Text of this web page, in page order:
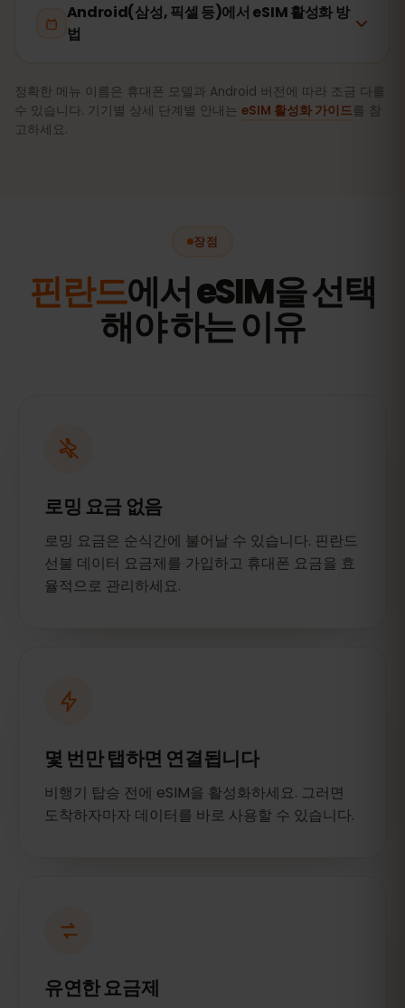
Android(삼성, 픽셀 등)에서 eSIM 활성화 방
법
정확한 메뉴 이름은 휴대폰 모델과 Android 버전에 따라 조금 다를
수 있습니다. 기기별 상세 단계별 안내는 eSIM 활성화 가이드를 참
고하세요.
장점
핀란드에서 eSIM을 선택
해야 하는 이유
로밍 요금 없음
로밍 요금은 순식간에 불어날 수 있습니다. 핀란드
선불 데이터 요금제를 가입하고 휴대폰 요금을 효
율적으로 관리하세요.
몇 번만 탭하면 연결됩니다
비행기 탑승 전에 eSIM을 활성화하세요. 그러면
도착하자마자 데이터를 바로 사용할 수 있습니다.
유연한 요금제